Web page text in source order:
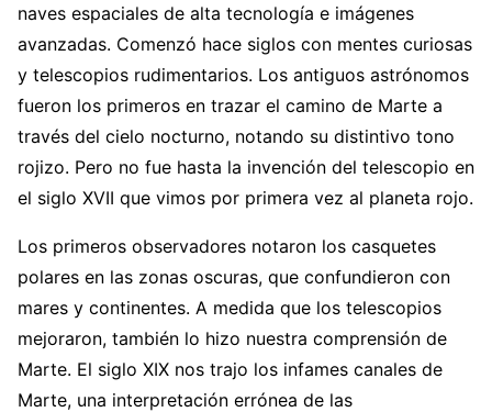
naves espaciales de alta tecnología e imágenes
avanzadas. Comenzó hace siglos con mentes curiosas
y telescopios rudimentarios. Los antiguos astrónomos
fueron los primeros en trazar el camino de Marte a
través del cielo nocturno, notando su distintivo tono
rojizo. Pero no fue hasta la invención del telescopio en
el siglo XVII que vimos por primera vez al planeta rojo.
Los primeros observadores notaron los casquetes
polares en las zonas oscuras, que confundieron con
mares y continentes. A medida que los telescopios
mejoraron, también lo hizo nuestra comprensión de
Marte. El siglo XIX nos trajo los infames canales de
Marte, una interpretación errónea de las